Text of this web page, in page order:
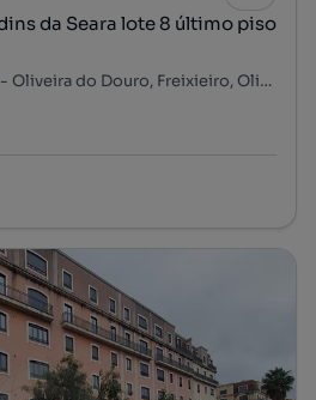
da Seara lote 8 último piso
Rua Antero de Quental - Oliveira do Douro, Freixieiro, Oliveira do Douro, Vila Nova de Gaia, Porto